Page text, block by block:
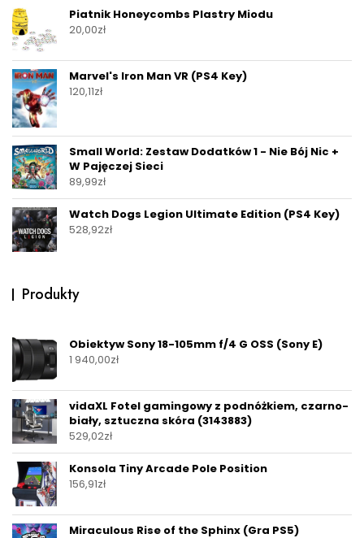
Piatnik Honeycombs Plastry Miodu
20,00zł
Marvel's Iron Man VR (PS4 Key)
120,11zł
Small World: Zestaw Dodatków 1 - Nie Bój Nic +
W Pajęczej Sieci
89,99zł
Watch Dogs Legion Ultimate Edition (PS4 Key)
528,92zł
Produkty
Obiektyw Sony 18-105mm f/4 G OSS (Sony E)
1 940,00zł
vidaXL Fotel gamingowy z podnóżkiem, czarno-
biały, sztuczna skóra (3143883)
529,02zł
Konsola Tiny Arcade Pole Position
156,91zł
Miraculous Rise of the Sphinx (Gra PS5)